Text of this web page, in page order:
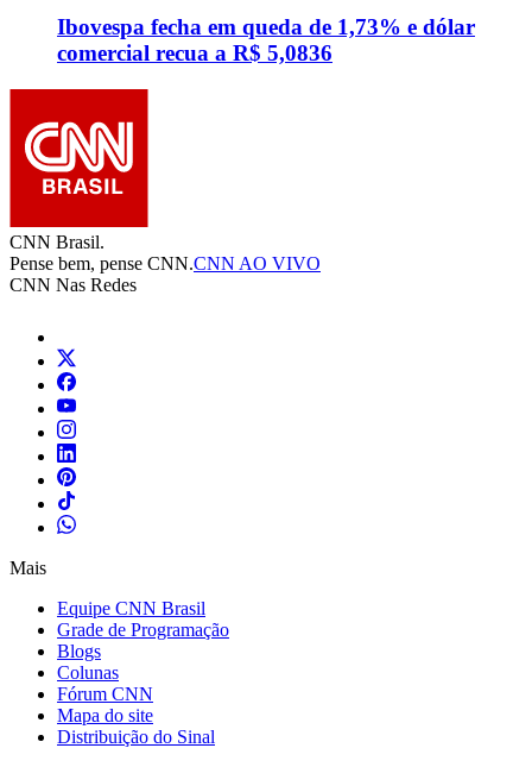
Ibovespa fecha em queda de 1,73% e dólar
comercial recua a R$ 5,0836
CNN Brasil.
Pense bem, pense CNN.CNN AO VIVO
CNN Nas Redes
Mais
Equipe CNN Brasil
Grade de Programação
Blogs
Colunas
Fórum CNN
Mapa do site
Distribuição do Sinal